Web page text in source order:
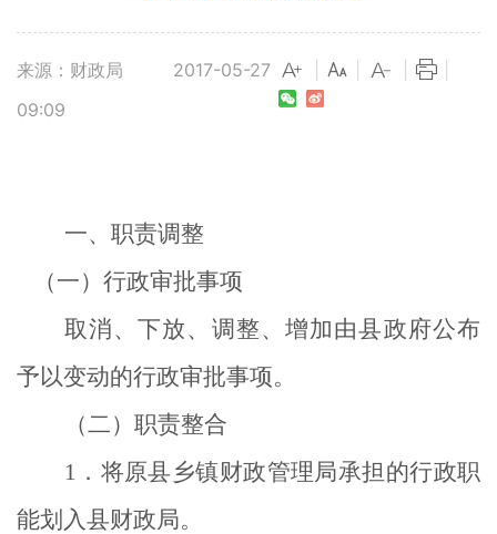
来源：财政局
2017-05-27
09:09
一、职责调整
（一）行政审批事项
取消、下放、调整、增加由县政府公布
予以变动的行政审批事项。
（二）职责整合
1 ．将原县乡镇财政管理局承担的行政职
能划入县财政局。